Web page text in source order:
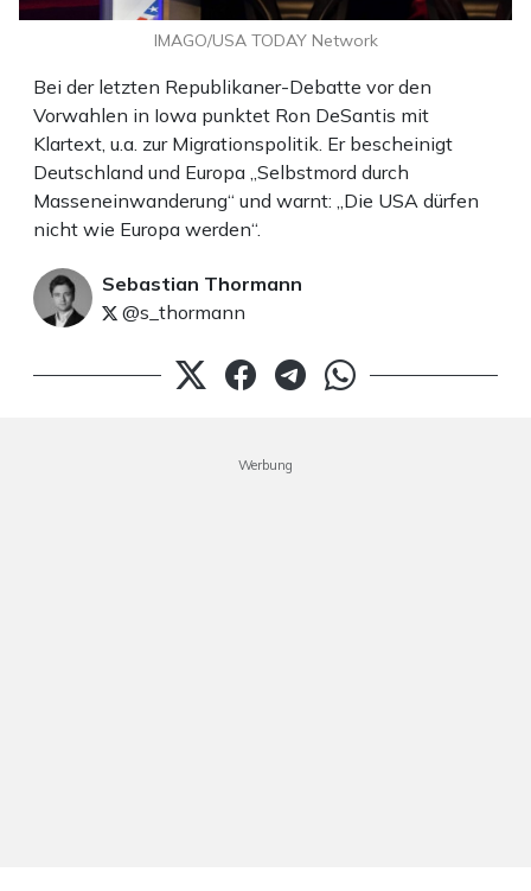
Bei der letzten Republikaner-Debatte vor den
Vorwahlen in Iowa punktet Ron DeSantis mit
Klartext, u.a. zur Migrationspolitik. Er bescheinigt
Deutschland und Europa „Selbstmord durch
Masseneinwanderung“ und warnt: „Die USA dürfen
nicht wie Europa werden“.
Sebastian Thormann
@s_thormann
IMAGO/USA TODAY Network
Werbung